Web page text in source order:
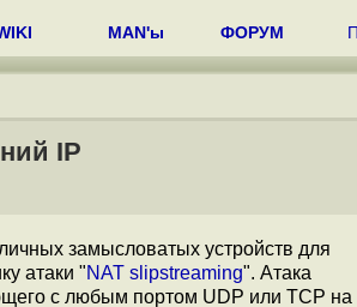
MAN'ы ФОРУМ
IP
замысловатых устройств для
атаки "NAT slipstreaming". Атака
с любым портом UDP или TCP на